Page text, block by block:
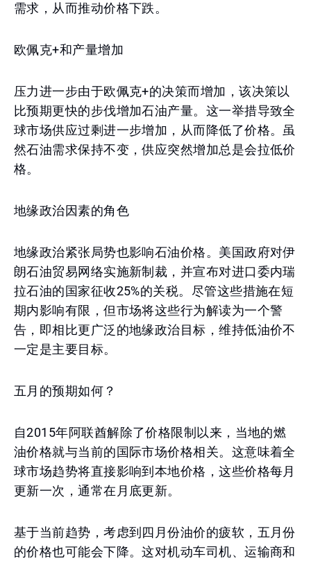
需求，从而推动价格下跌。
欧佩克+和产量增加
压力进一步由于欧佩克+的决策而增加，该决策以
比预期更快的步伐增加石油产量。这一举措导致全
球市场供应过剩进一步增加，从而降低了价格。虽
然石油需求保持不变，供应突然增加总是会拉低价
格。
地缘政治因素的角色
地缘政治紧张局势也影响石油价格。美国政府对伊
朗石油贸易网络实施新制裁，并宣布对进口委内瑞
拉石油的国家征收25%的关税。尽管这些措施在短
期内影响有限，但市场将这些行为解读为一个警
告，即相比更广泛的地缘政治目标，维持低油价不
一定是主要目标。
五月的预期如何？
自2015年阿联酋解除了价格限制以来，当地的燃
油价格就与当前的国际市场价格相关。这意味着全
球市场趋势将直接影响到本地价格，这些价格每月
更新一次，通常在月底更新。
基于当前趋势，考虑到四月份油价的疲软，五月份
的价格也可能会下降。这对机动车司机、运输商和